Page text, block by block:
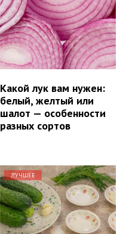
Какой лук вам нужен:
белый, желтый или
шалот — особенности
разных сортов
ЛУЧШЕЕ